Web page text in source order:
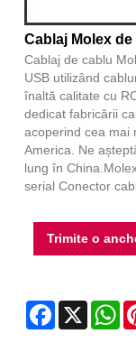
Cablaj Molex de
Cablaj de cablu
USB utilizând
înaltă calitate cu
dedicat fabricării
acoperind cea mai
America. Ne
lung în
serial Conector
Trimite o
Facebook
X